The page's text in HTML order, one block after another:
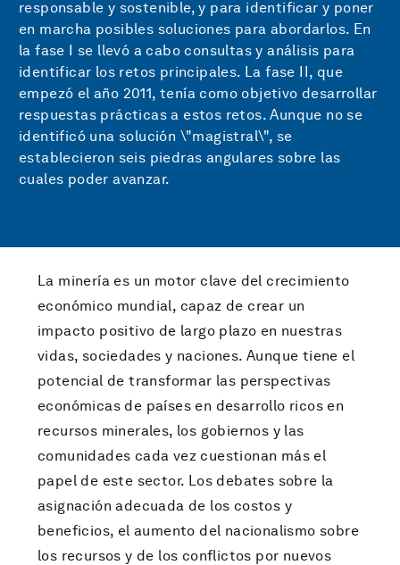
responsable y sostenible, y para identificar y poner
en marcha posibles soluciones para abordarlos. En
la fase I se llevó a cabo consultas y análisis para
identificar los retos principales. La fase II, que
empezó el año 2011, tenía como objetivo desarrollar
respuestas prácticas a estos retos. Aunque no se
identificó una solución \"magistral\", se
establecieron seis piedras angulares sobre las
cuales poder avanzar.
La minería es un motor clave del crecimiento
económico mundial, capaz de crear un
impacto positivo de largo plazo en nuestras
vidas, sociedades y naciones. Aunque tiene el
potencial de transformar las perspectivas
económicas de países en desarrollo ricos en
recursos minerales, los gobiernos y las
comunidades cada vez cuestionan más el
papel de este sector. Los debates sobre la
asignación adecuada de los costos y
beneficios, el aumento del nacionalismo sobre
los recursos y de los conflictos por nuevos